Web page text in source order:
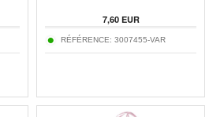
7,60EUR
RÉFÉRENCE: 3007455-VAR